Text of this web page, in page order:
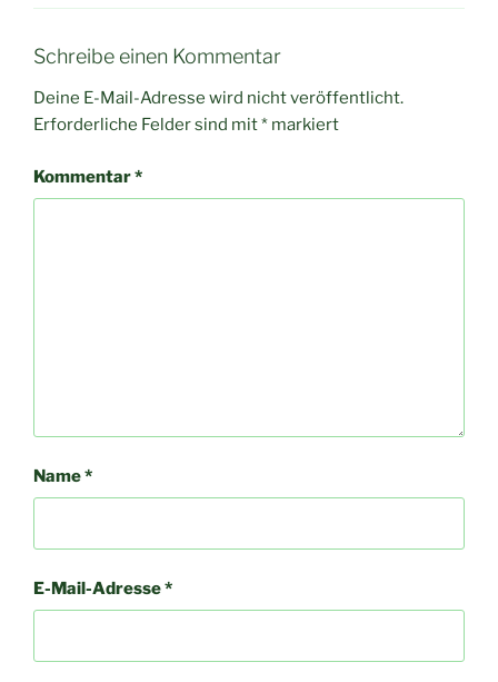
Schreibe einen Kommentar
Deine E-Mail-Adresse wird nicht veröffentlicht.
Erforderliche Felder sind mit* markiert
Kommentar*
Name*
E-Mail-Adresse*